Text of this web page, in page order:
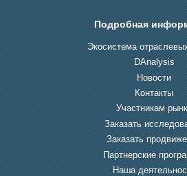
Подробная
Экосистема
DAnalysis
Новости
Контакты
Участникам
Заказать
Заказать
Партнерские
Наша